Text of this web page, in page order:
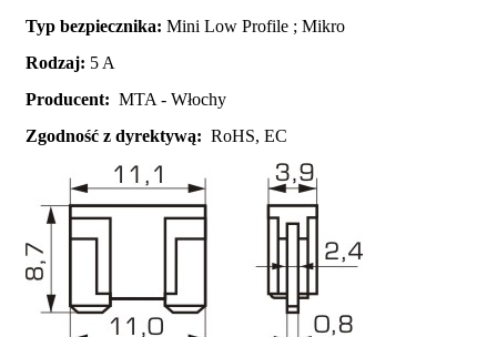
Typ bezpiecznika: Mini Low Profile ; Mikro
Rodzaj: 5 A
Producent: MTA - Włochy
Zgodność z dyrektywą: RoHS, EC